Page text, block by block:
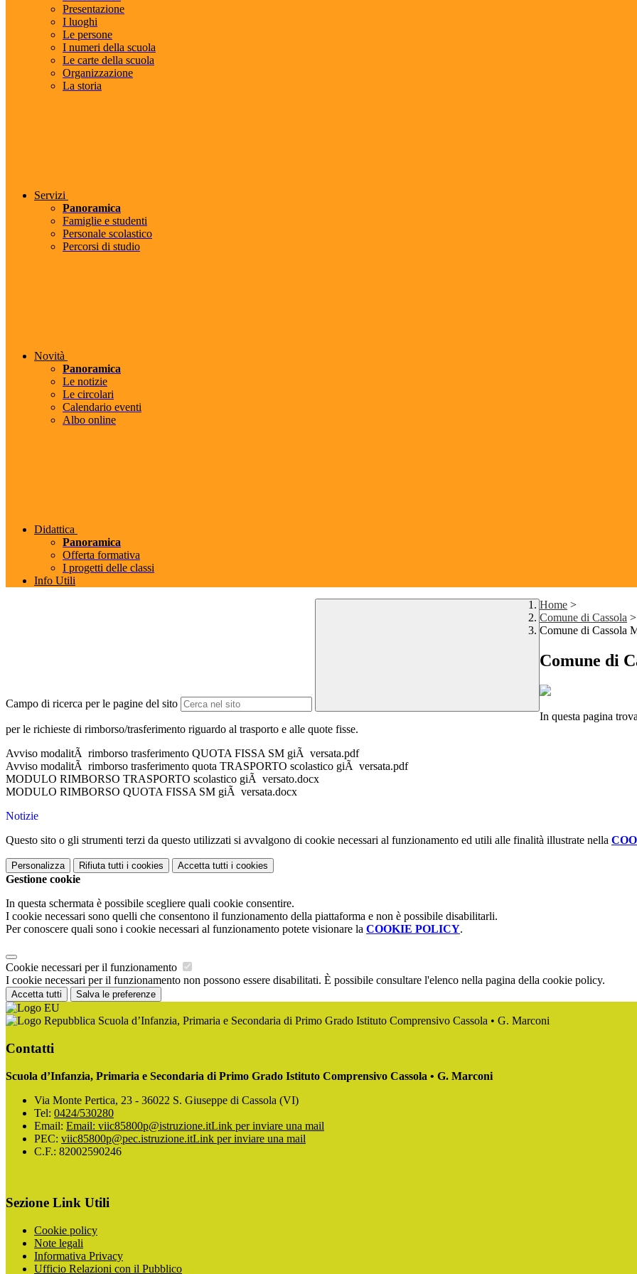
Presentazione
I luoghi
Le persone
I numeri della scuola
Le carte della scuola
Organizzazione
La storia
Servizi
Panoramica
Famiglie e studenti
Personale scolastico
Percorsi di studio
Novità
Panoramica
Le notizie
Le circolari
Calendario eventi
Albo online
Didattica
Panoramica
Offerta formativa
I progetti delle classi
Info Utili
Campo di ricerca per le pagine del sito
Home >
Comune di Cassola >
Comune di Cassola
Comune di
In questa pagina
per le richieste di rimborso/trasferimento riguardo al trasporto e alle quote fisse.
Avviso modalitÃ rimborso trasferimento QUOTA FISSA SM giÃ versata.pdf
Avviso modalitÃ rimborso trasferimento quota TRASPORTO scolastico giÃ versata.pdf
MODULO RIMBORSO TRASPORTO scolastico giÃ versato.docx
MODULO RIMBORSO QUOTA FISSA SM giÃ versata.docx
Notizie
Questo sito o gli strumenti terzi da questo utilizzati si avvalgono di cookie necessari al funzionamento ed utili alle finalità illustrate nella
Personalizza Rifiuta tutti i cookies Accetta tutti i cookies
Gestione cookie
In questa schermata è possibile scegliere quali cookie consentire.
I cookie necessari sono quelli che consentono il funzionamento della piattaforma e non è possibile disabilitarli.
Per conoscere quali sono i cookie necessari al funzionamento potete visionare la COOKIE POLICY.
Cookie necessari per il funzionamento
I cookie necessari per il funzionamento non possono essere disabilitati. È possibile consultare l'elenco nella pagina della cookie policy.
Accetta tutti Salva le preferenze
Scuola d’Infanzia, Primaria e Secondaria di Primo Grado Istituto Comprensivo Cassola • G. Marconi
Contatti
Scuola d’Infanzia, Primaria e Secondaria di Primo Grado Istituto Comprensivo Cassola • G. Marconi
Via Monte Pertica, 23 - 36022 S. Giuseppe di Cassola (VI)
Tel: 0424/530280
Email: Email: viic85800p@istruzione.itLink per inviare una mail
PEC: viic85800p@pec.istruzione.itLink per inviare una mail
C.F.: 82002590246
Sezione Link Utili
Cookie policy
Note legali
Informativa Privacy
Ufficio Relazioni con il Pubblico